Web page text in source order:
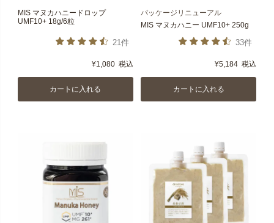
MIS マヌカハニードロップ
UMF10+ 18g/6粒
21件
¥1,080 税込
カートに入れる
パッケージリニューアル
MIS マヌカハニー UMF10+ 250g
33件
¥5,184 税込
カートに入れる